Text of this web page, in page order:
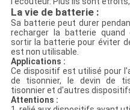
La vie de batterie :
Sa batterie peut durer
recharger la batterie quand
sortir la batterie pour éviter
est non utilisable.
Applications :
Ce dispositif est utilisé pour
de tisonnier, le devin de
tisonnier et d'autres
Attentions :